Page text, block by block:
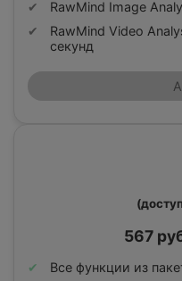
RawMind Image
RawMind Video
секунд
567
Все функции из